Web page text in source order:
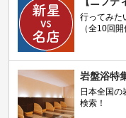
行ってみた
（全10回
岩盤浴特
日本全国の
検索！